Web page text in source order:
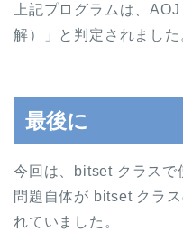
上記プログラムは、
解）」と判定されました
最後に
今回は、bitset クラスで
問題自体が bitset クラ
れていました。